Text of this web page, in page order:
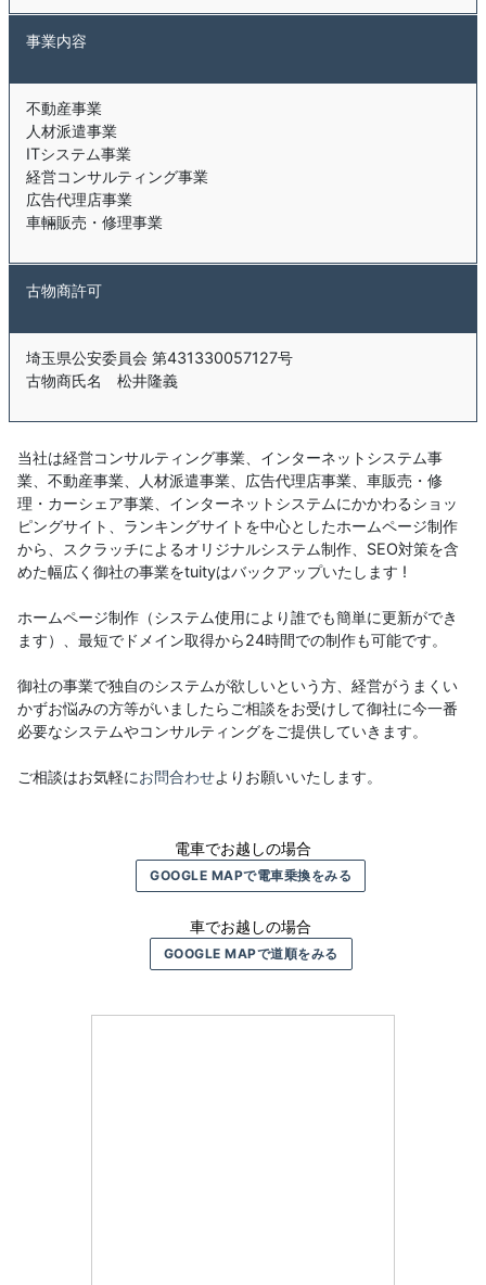
事業内容
不動産事業
人材派遣事業
ITシステム事業
経営コンサルティング事業
広告代理店事業
車輛販売・修理事業
古物商許可
埼玉県公安委員会 第431330057127号
古物商氏名 松井隆義
当社は経営コンサルティング事業、インターネットシステム事
業、不動産事業、人材派遣事業、広告代理店事業、車販売・修
理・カーシェア事業、インターネットシステムにかかわるショッ
ピングサイト、ランキングサイトを中心としたホームページ制作
から、スクラッチによるオリジナルシステム制作、SEO対策を含
めた幅広く御社の事業をtuityはバックアップいたします !
ホームページ制作（システム使用により誰でも簡単に更新ができ
ます）、最短でドメイン取得から24時間での制作も可能です。
御社の事業で独自のシステムが欲しいという方、経営がうまくい
かずお悩みの方等がいましたらご相談をお受けして御社に今一番
必要なシステムやコンサルティングをご提供していきます。
ご相談はお気軽にお問合わせよりお願いいたします。
電車でお越しの場合
GOOGLE MAPで電車乗換をみる
車でお越しの場合
GOOGLE MAPで道順をみる